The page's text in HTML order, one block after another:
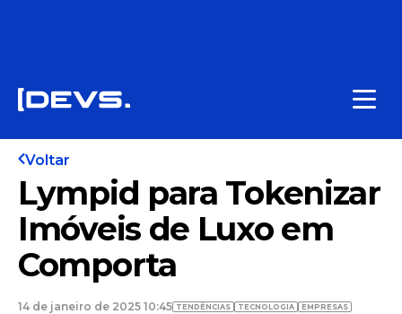
Voltar
Lympid para Tokenizar
Imóveis de Luxo em
Comporta
14 de janeiro de 2025 10:45 TENDÊNCIAS TECNOLOGIA EMPRESAS